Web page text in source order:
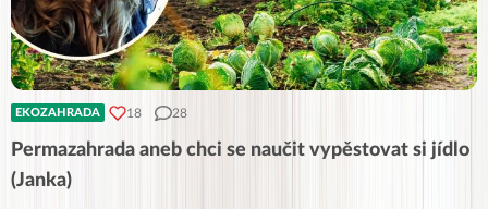
EKOZAHRADA 18 28
Permazahrada aneb chci se naučit vypěstovat si jídlo
(Janka)